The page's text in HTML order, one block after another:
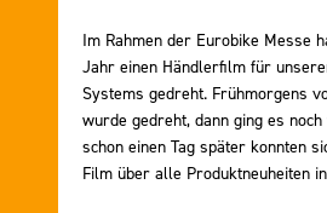
Im Rahmen der Eurobike Messe
Jahr einen Händlerfilm für
Systems gedreht. Frühmorgens
wurde gedreht, dann ging es
schon einen Tag später konnten
Film über alle Produktneuheiten